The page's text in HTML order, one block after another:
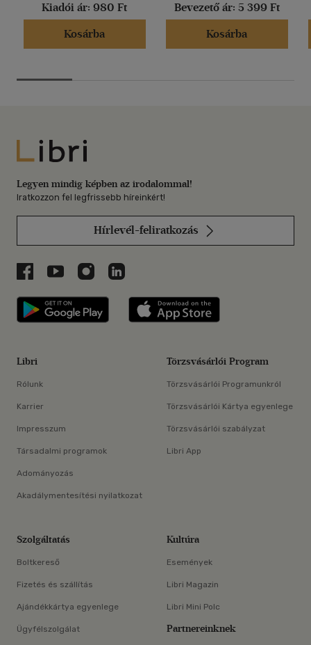
Kiadói ár: 980 Ft
Kosárba
Bevezető ár: 5 399 Ft
Kosárba
Libri
Legyen mindig képben az irodalommal!
Iratkozzon fel legfrissebb híreinkért!
Hírlevél-feliratkozás
Libri a Facebookon
Libri a Youtube-on
Libri az Instagramon
Libri a LinkedInen
Libri applikáció Szerezd meg: Google
Libri
Rólunk
Karrier
Impresszum
Társadalmi programok
Adományozás
Akadálymentesítési nyilatkozat
Törzsvásárlói Program
Törzsvásárlói Programunkról
Törzsvásárlói Kártya egyenlege
Törzsvásárlói szabályzat
Libri App
Szolgáltatás
Boltkereső
Fizetés és szállítás
Ajándékkártya egyenlege
Ügyfélszolgálat
Kultúra
Események
Libri Magazin
Libri Mini Polc
Partnereinknek